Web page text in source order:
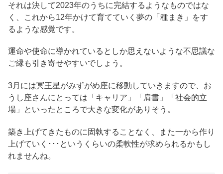
それは決して2023年のうちに完結するようなものではな
く、これから12年かけて育てていく夢の「種まき」をす
るような感覚です。
運命や使命に導かれているとしか思えないような不思議な
ご縁も引き寄せやすいでしょう。
3月には冥王星がみずがめ座に移動していきますので、お
うし座さんにとっては「キャリア」「肩書」「社会的立
場」といったところで大きな変化がありそう。
築き上げてきたものに固執することなく、また一から作り
上げていく･･･というくらいの柔軟性が求められるかもし
れませんね。